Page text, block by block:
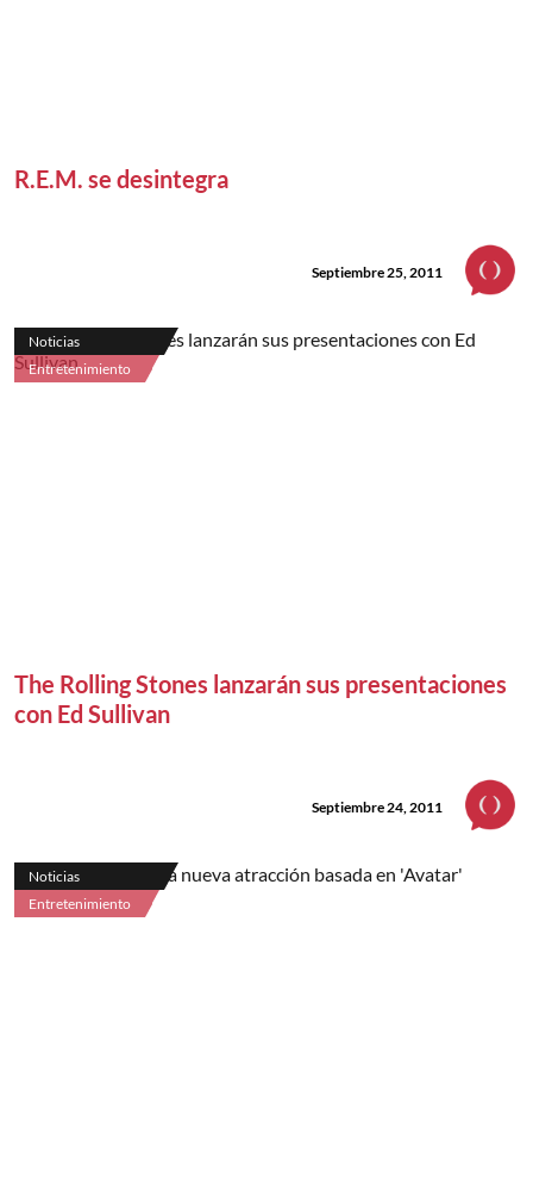
R.E.M. se desintegra
Septiembre 25, 2011
Noticias
Entretenimiento
The Rolling Stones lanzarán sus presentaciones
con Ed Sullivan
Septiembre 24, 2011
Noticias
Entretenimiento